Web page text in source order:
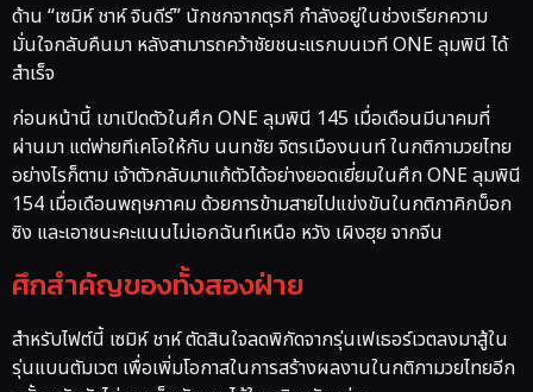
ด้าน “เซมิห์ ชาห์ จินดีร์” นักชกจากตุรกี กำลังอยู่ในช่วงเรียกความ
มั่นใจกลับคืนมา หลังสามารถคว้าชัยชนะแรกบนเวที ONE ลุมพินี ได้
สำเร็จ
ก่อนหน้านี้ เขาเปิดตัวในศึก ONE ลุมพินี 145 เมื่อเดือนมีนาคมที่
ผ่านมา แต่พ่ายทีเคโอให้กับ นนทชัย จิตรเมืองนนท์ ในกติกามวยไทย
อย่างไรก็ตาม เจ้าตัวกลับมาแก้ตัวได้อย่างยอดเยี่ยมในศึก ONE ลุมพินี
154 เมื่อเดือนพฤษภาคม ด้วยการข้ามสายไปแข่งขันในกติกาคิกบ็อก
ซิง และเอาชนะคะแนนไม่เอกฉันท์เหนือ หวัง เผิงฮุย จากจีน
ศึกสำคัญของทั้งสองฝ่าย
สำหรับไฟต์นี้ เซมิห์ ชาห์ ตัดสินใจลดพิกัดจากรุ่นเฟเธอร์เวตลงมาสู้ใน
รุ่นแบนตัมเวต เพื่อเพิ่มโอกาสในการสร้างผลงานในกติกามวยไทยอีก